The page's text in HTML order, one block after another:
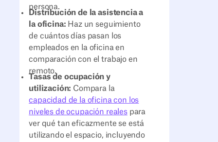
persona.
Distribución de la asistencia a
la oficina: Haz un seguimiento
de cuántos días pasan los
empleados en la oficina en
comparación con el trabajo en
remoto.
Tasas de ocupación y
utilización: Compara la
capacidad de la oficina con los
niveles de ocupación realespara
ver qué tan eficazmente se está
utilizando el espacio, incluyendo